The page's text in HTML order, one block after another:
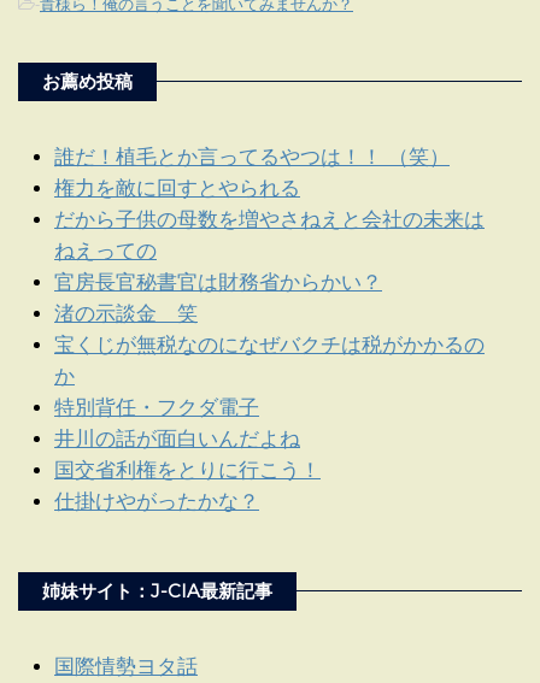
-貴様ら！俺の言うことを聞いてみませんか？
お薦め投稿
誰だ！植毛とか言ってるやつは！！ （笑）
権力を敵に回すとやられる
だから子供の母数を増やさねえと会社の未来は
ねえっての
官房長官秘書官は財務省からかい？
渚の示談金 笑
宝くじが無税なのになぜバクチは税がかかるの
か
特別背任・フクダ電子
井川の話が面白いんだよね
国交省利権をとりに行こう！
仕掛けやがったかな？
姉妹サイト：J-CIA最新記事
国際情勢ヨタ話